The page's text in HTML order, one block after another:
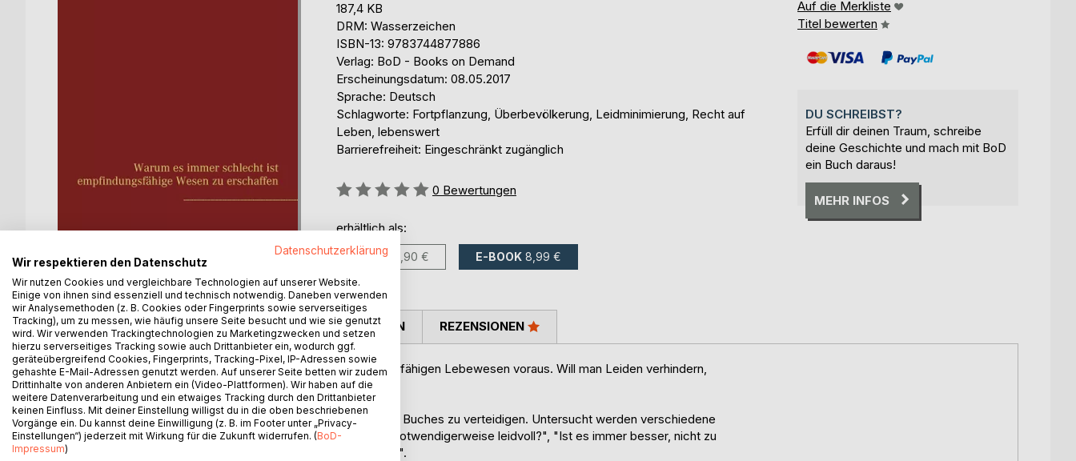
187,4 KB
DRM: Wasserzeichen
ISBN-13: 9783744877886
Verlag: BoD - Books on Demand
Erscheinungsdatum: 08.05.2017
Sprache: Deutsch
Schlagworte: Fortpflanzung, Überbevölkerung, Leidminimierung, Recht auf
Leben, lebenswert
Barrierefreiheit: Eingeschränkt zugänglich
Bewertung::
0 Bewertungen
erhältlich als:
BUCH 12,90 € E-BOOK 8,99 €
Auf die Merkliste
Titel bewerten
DU SCHREIBST?
Erfüll dir deinen Traum, schreibe
deine Geschichte und mach mit BoD
ein Buch daraus!
MEHR INFOS
BESCHREIBUNG
Die Existenz von Leid setzt die Existenz von empfindungsfähigen Lebewesen voraus. Will man Leiden verhindern,
dann muss man Leben verhindern!
Diese unkonventionelle Ansicht versucht der Autor dieses Buches zu verteidigen. Untersucht werden verschiedene
Ansätze und Themen, wie zum Beispiel: "Ist alles Leben notwendigerweise leidvoll?", "Ist es immer besser, nicht zu
sein?", "Negativer Utilitarismus", "Recht auf Reproduktion".
AUTOR/IN PRESSESTIMMEN REZENSIONEN
Datenschutzerklärung
Wir respektieren den Datenschutz
Wir nutzen Cookies und vergleichbare Technologien auf unserer Website.
Einige von ihnen sind essenziell und technisch notwendig. Daneben verwenden
wir Analysemethoden (z. B. Cookies oder Fingerprints sowie serverseitiges
Tracking), um zu messen, wie häufig unsere Seite besucht und wie sie genutzt
wird. Wir verwenden Trackingtechnologien zu Marketingzwecken und setzen
hierzu serverseitiges Tracking sowie auch Drittanbieter ein, wodurch ggf.
geräteübergreifend Cookies, Fingerprints, Tracking-Pixel, IP-Adressen sowie
gehashte E-Mail-Adressen genutzt werden. Auf unserer Seite betten wir zudem
Drittinhalte von anderen Anbietern ein (Video-Plattformen). Wir haben auf die
weitere Datenverarbeitung und ein etwaiges Tracking durch den Drittanbieter
keinen Einfluss. Mit deiner Einstellung willigst du in die oben beschriebenen
Vorgänge ein. Du kannst deine Einwilligung (z. B. im Footer unter „Privacy-
Einstellungen“) jederzeit mit Wirkung für die Zukunft widerrufen. (BoD-
Impressum)